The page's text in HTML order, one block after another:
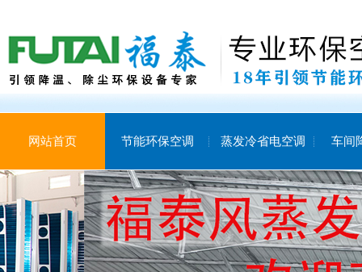
网站首页 节能环保空调 蒸发冷省电空调 车间